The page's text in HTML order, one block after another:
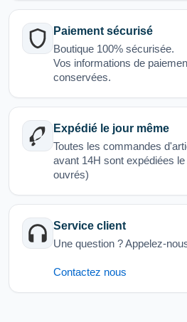
Paiement sécurisé
Boutique 100% sécurisée.
Vos informations de
conservées.
Expédié le jour même
Toutes les commandes
avant 14H sont expédiées
ouvrés)
Service client
Une question ? Appelez-
Contactez nous